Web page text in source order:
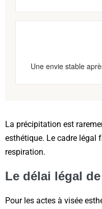
Une envie stable
La précipitation est
esthétique. Le cadre légal
respiration.
Le délai légal
Pour les actes à visée